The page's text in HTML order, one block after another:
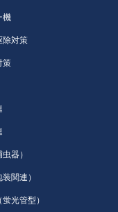
機
除対策
策
器）
関連）
光管型）